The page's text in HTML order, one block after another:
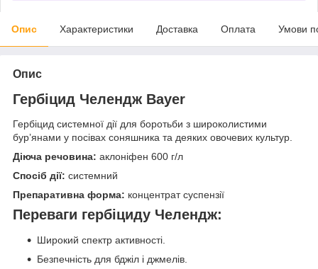
Опис Характеристики Доставка Оплата Умови
Опис
Гербіцид Челендж Bayer
Гербіцид системної дії для боротьби з широколистими
бур’янами у посівах соняшника та деяких овочевих культур.
Діюча речовина: аклоніфен 600 г/л
Спосіб дії: системний
Препаративна форма: концентрат суспензії
Переваги гербіциду Челендж:
Широкий спектр активності.
Безпечність для бджіл і джмелів.